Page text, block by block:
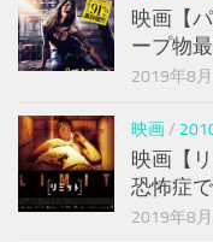
映画【
ープ物
2019年8
映画/
映画【
恐怖症
2019年8